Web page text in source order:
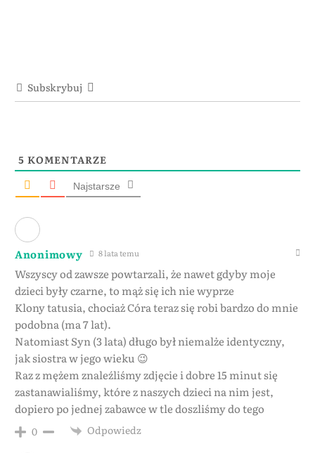
Subskrybuj
5 KOMENTARZE
Najstarsze
Anonimowy 8 lata temu
Wszyscy od zawsze powtarzali, że nawet gdyby moje
dzieci były czarne, to mąż się ich nie wyprze
Klony tatusia, chociaż Córa teraz się robi bardzo do mnie
podobna (ma 7 lat).
Natomiast Syn (3 lata) długo był niemalże identyczny,
jak siostra w jego wieku 😉
Raz z mężem znaleźliśmy zdjęcie i dobre 15 minut się
zastanawialiśmy, które z naszych dzieci na nim jest,
dopiero po jednej zabawce w tle doszliśmy do tego
0 Odpowiedz